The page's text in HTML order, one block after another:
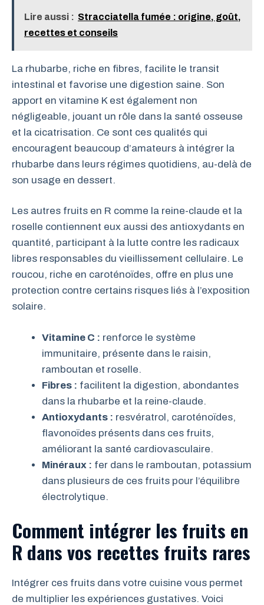
Lire aussi : Stracciatella fumée : origine, goût,
recettes et conseils
La rhubarbe, riche en fibres, facilite le transit
intestinal et favorise une digestion saine. Son
apport en vitamine K est également non
négligeable, jouant un rôle dans la santé osseuse
et la cicatrisation. Ce sont ces qualités qui
encouragent beaucoup d’amateurs à intégrer la
rhubarbe dans leurs régimes quotidiens, au-delà de
son usage en dessert.
Les autres fruits en R comme la reine-claude et la
roselle contiennent eux aussi des antioxydants en
quantité, participant à la lutte contre les radicaux
libres responsables du vieillissement cellulaire. Le
roucou, riche en caroténoïdes, offre en plus une
protection contre certains risques liés à l’exposition
solaire.
Vitamine C : renforce le système
immunitaire, présente dans le raisin,
ramboutan et roselle.
Fibres : facilitent la digestion, abondantes
dans la rhubarbe et la reine-claude.
Antioxydants : resvératrol, caroténoïdes,
flavonoïdes présents dans ces fruits,
améliorant la santé cardiovasculaire.
Minéraux : fer dans le ramboutan, potassium
dans plusieurs de ces fruits pour l’équilibre
électrolytique.
Comment intégrer les fruits en
R dans vos recettes fruits rares
Intégrer ces fruits dans votre cuisine vous permet
de multiplier les expériences gustatives. Voici